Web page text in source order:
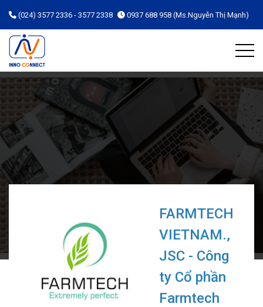
(024) 3577 2336 - 3577 2338 0937 688 958 (Ms.Nguyễn Thị Mạnh)
FARMTECH
VIETNAM.,
JSC - Công
ty Cổ phần
Farmtech